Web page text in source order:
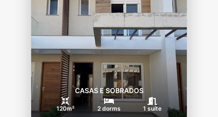
CASAS E SOBRADOS
120m² 2 dorms 1 suíte